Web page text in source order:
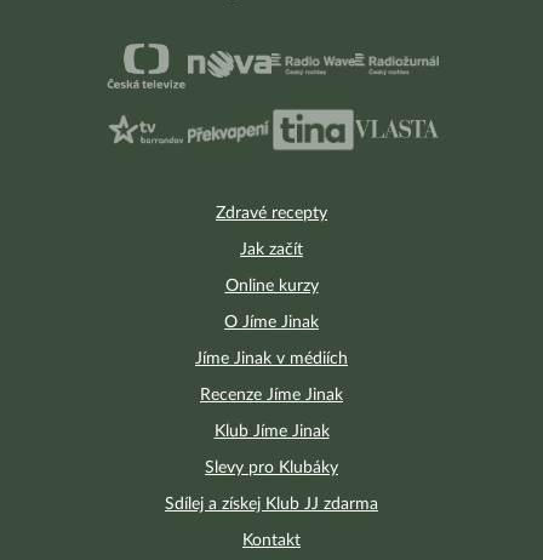
Zdravé recepty
Jak začít
Online kurzy
O Jíme Jinak
Jíme Jinak v médiích
Recenze Jíme Jinak
Klub Jíme Jinak
Slevy pro Klubáky
Sdílej a získej Klub JJ zdarma
Kontakt